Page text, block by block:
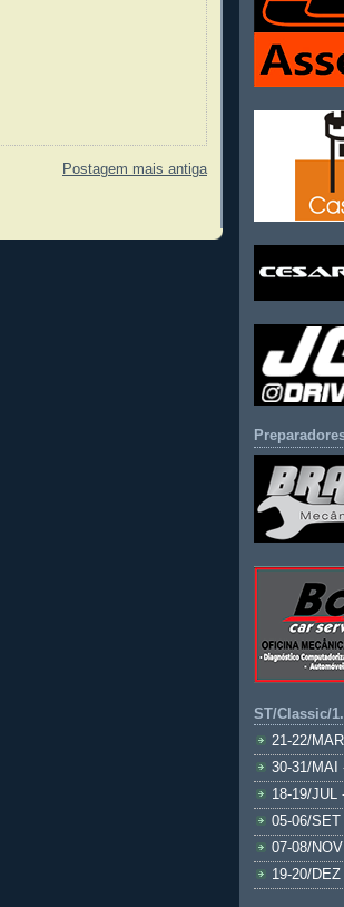
Postagem mais antiga
ST/Classic/
21-22/
30-31/MAI
18-19/JUL
05-06/
07-08/
19-20/